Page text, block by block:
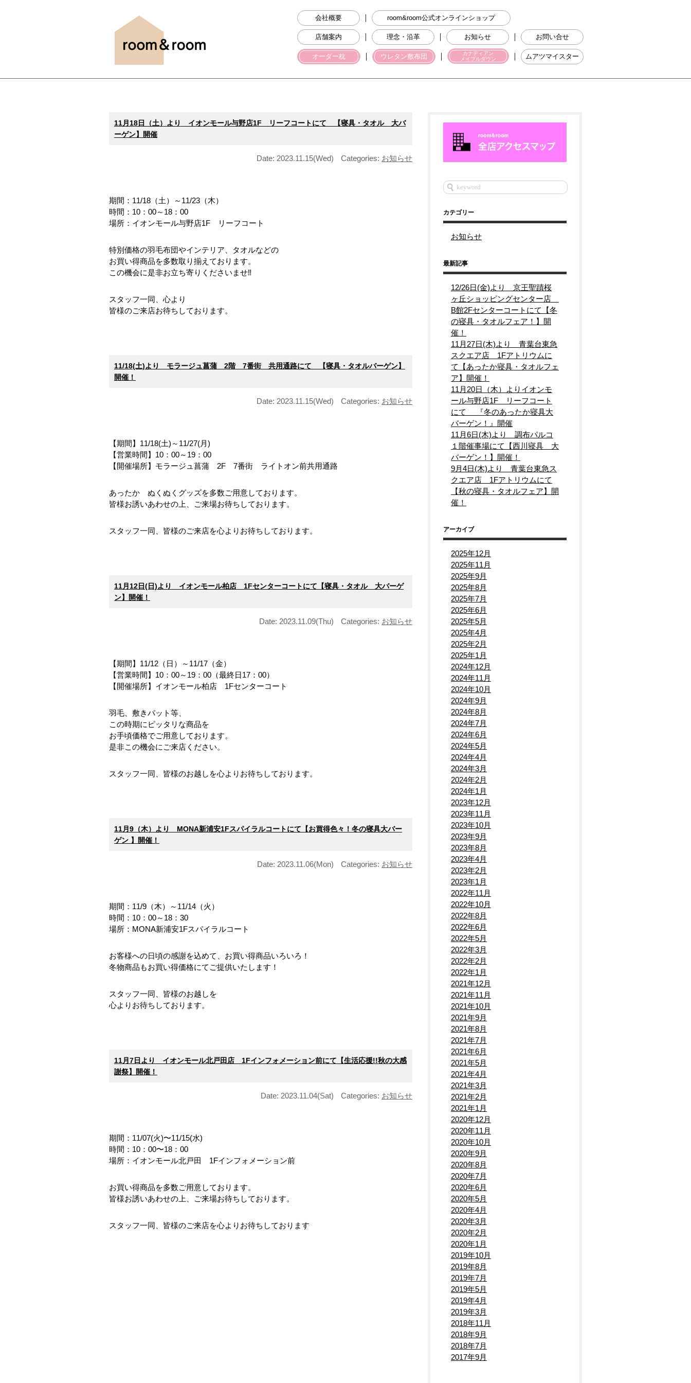
会社概要 ｜ room&room公式オンラインショップ
店舗案内 ｜ 理念・沿革 ｜ お知らせ ｜ お問い合せ
オーダー枕 ｜ ウレタン敷布団 ｜
カナディアン
メイプルダウン
｜ ムアツマイスター
11月18日（土）より イオンモール与野店1F リーフコートにて 【寝具・タオル 大バ
ーゲン】開催
Date: 2023.11.15(Wed) Categories: お知らせ
期間：11/18（土）～11/23（木）
時間：10：00～18：00
場所：イオンモール与野店1F リーフコート
特別価格の羽毛布団やインテリア、タオルなどの
お買い得商品を多数取り揃えております。
この機会に是非お立ち寄りくださいませ‼
スタッフ一同、心より
皆様のご来店お待ちしております。
11/18(土)より モラージュ菖蒲 2階 7番街 共用通路にて 【寝具・タオルバーゲン】
開催！
Date: 2023.11.15(Wed) Categories: お知らせ
【期間】11/18(土)～11/27(月)
【営業時間】10：00～19：00
【開催場所】モラージュ菖蒲 2F 7番街 ライトオン前共用通路
あったか ぬくぬくグッズを多数ご用意しております。
皆様お誘いあわせの上、ご来場お待ちしております。
スタッフ一同、皆様のご来店を心よりお待ちしております。
11月12日(日)より イオンモール柏店 1Fセンターコートにて【寝具・タオル 大バーゲ
ン】開催！
Date: 2023.11.09(Thu) Categories: お知らせ
【期間】11/12（日）～11/17（金）
【営業時間】10：00～19：00（最終日17：00）
【開催場所】イオンモール柏店 1Fセンターコート
羽毛、敷きパット等、
この時期にピッタリな商品を
お手頃価格でご用意しております。
是非この機会にご来店ください。
スタッフ一同、皆様のお越しを心よりお待ちしております。
11月9（木）より MONA新浦安1Fスパイラルコートにて【お買得色々！冬の寝具大バー
ゲン 】開催！
Date: 2023.11.06(Mon) Categories: お知らせ
期間：11/9（木）～11/14（火）
時間：10：00～18：30
場所：MONA新浦安1Fスパイラルコート
お客様への日頃の感謝を込めて、お買い得商品いろいろ！
冬物商品もお買い得価格にてご提供いたします！
スタッフ一同、皆様のお越しを
心よりお待ちしております。
11月7日より イオンモール北戸田店 1Fインフォメーション前にて【生活応援!!秋の大感
謝祭】開催！
Date: 2023.11.04(Sat) Categories: お知らせ
期間：11/07(火)〜11/15(水)
時間：10：00〜18：00
場所：イオンモール北戸田 1Fインフォメーション前
お買い得商品を多数ご用意しております。
皆様お誘いあわせの上、ご来場お待ちしております。
スタッフ一同、皆様のご来店を心よりお待ちしております
カテゴリー
お知らせ
最新記事
12/26日(金)より 京王聖蹟桜
ヶ丘ショッピングセンター店
B館2Fセンターコートにて【冬
の寝具・タオルフェア！】開
催！
11月27日(木)より 青葉台東急
スクエア店 1Fアトリウムに
て【あったか寝具・タオルフェ
ア】開催！
11月20日（木）よりイオンモ
ール与野店1F リーフコート
にて 『冬のあったか寝具大
バーゲン！』開催
11月6日(木)より 調布パルコ
１階催事場にて【西川寝具 大
バーゲン！】開催！
9月4日(木)より 青葉台東急ス
クエア店 1Fアトリウムにて
【秋の寝具・タオルフェア】開
催！
アーカイブ
2025年12月
2025年11月
2025年9月
2025年8月
2025年7月
2025年6月
2025年5月
2025年4月
2025年2月
2025年1月
2024年12月
2024年11月
2024年10月
2024年9月
2024年8月
2024年7月
2024年6月
2024年5月
2024年4月
2024年3月
2024年2月
2024年1月
2023年12月
2023年11月
2023年10月
2023年9月
2023年8月
2023年4月
2023年2月
2023年1月
2022年11月
2022年10月
2022年8月
2022年6月
2022年5月
2022年3月
2022年2月
2022年1月
2021年12月
2021年11月
2021年10月
2021年9月
2021年8月
2021年7月
2021年6月
2021年5月
2021年4月
2021年3月
2021年2月
2021年1月
2020年12月
2020年11月
2020年10月
2020年9月
2020年8月
2020年7月
2020年6月
2020年5月
2020年4月
2020年3月
2020年2月
2020年1月
2019年10月
2019年8月
2019年7月
2019年5月
2019年4月
2019年3月
2018年11月
2018年9月
2018年7月
2017年9月